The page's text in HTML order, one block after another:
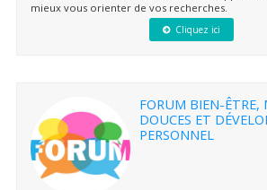
mieux vous orienter de vos recherches.
Cliquez ici
FORUM BIEN-ÊTRE,
DOUCES ET
PERSONNEL